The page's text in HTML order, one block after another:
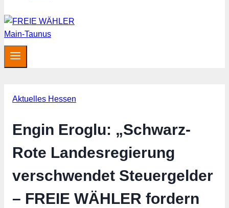
Aktuelles Hessen
Engin Eroglu: „Schwarz-
Rote Landesregierung
verschwendet Steuergelder
– FREIE WÄHLER fordern